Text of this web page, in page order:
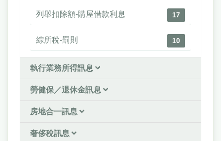
列舉扣除額-購屋借款利息 17
綜所稅-罰則 10
執行業務所得訊息
勞健保／退休金訊息
房地合一訊息
奢侈稅訊息